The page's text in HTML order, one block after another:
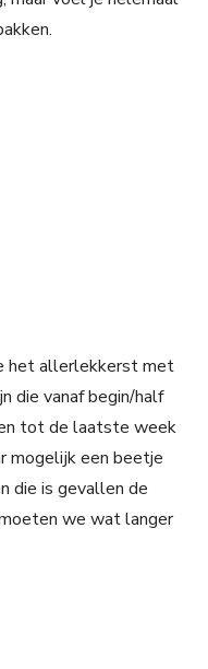
het allerlekkerst met
die vanaf begin/half
tot de laatste week
mogelijk een beetje
die is gevallen de
we wat langer